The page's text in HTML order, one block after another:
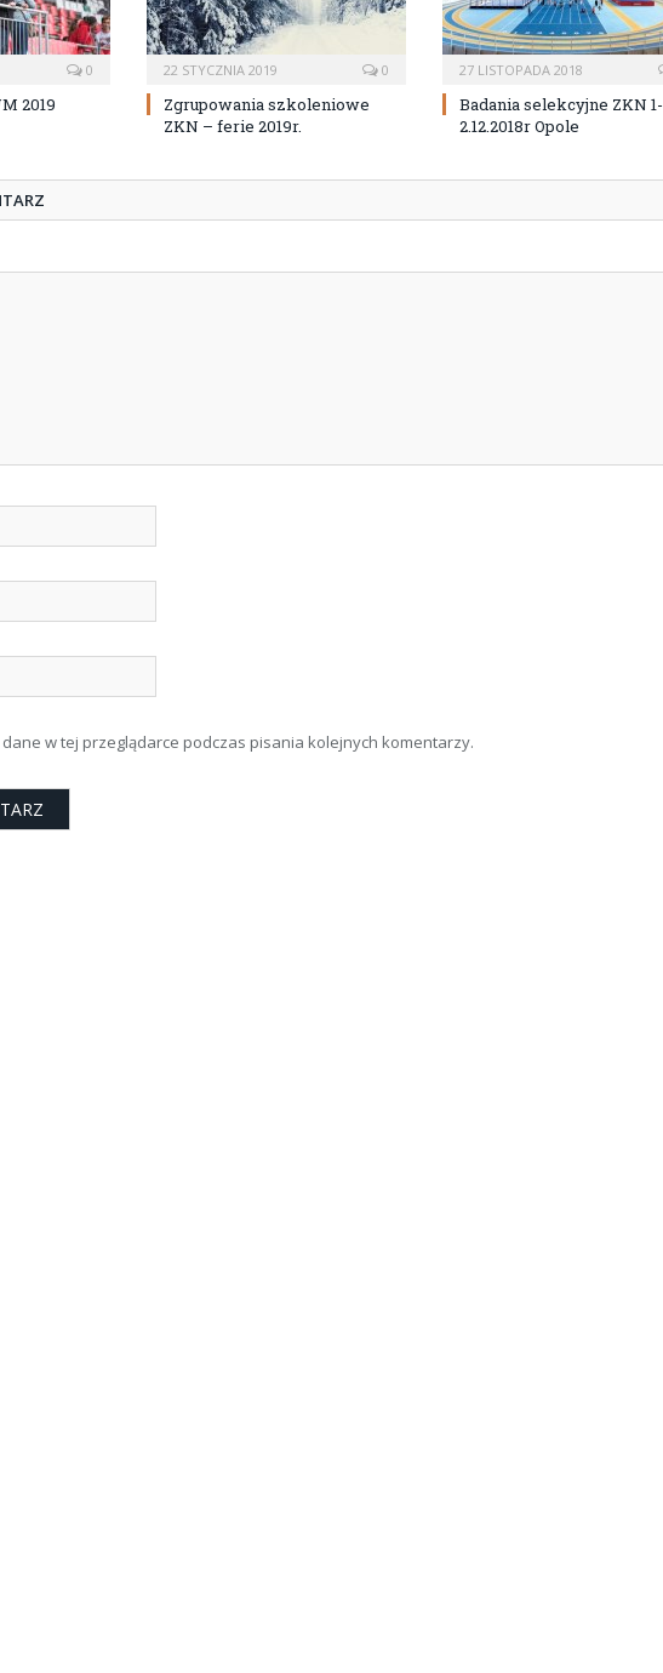
0
2019
22 STYCZNIA 2019 0
Zgrupowania szkoleniowe
ZKN – ferie 2019r.
27 LISTOPADA 2018
Badania selekcyjne ZKN 1-
2.12.2018r Opole
w tej przeglądarce podczas pisania kolejnych komentarzy.